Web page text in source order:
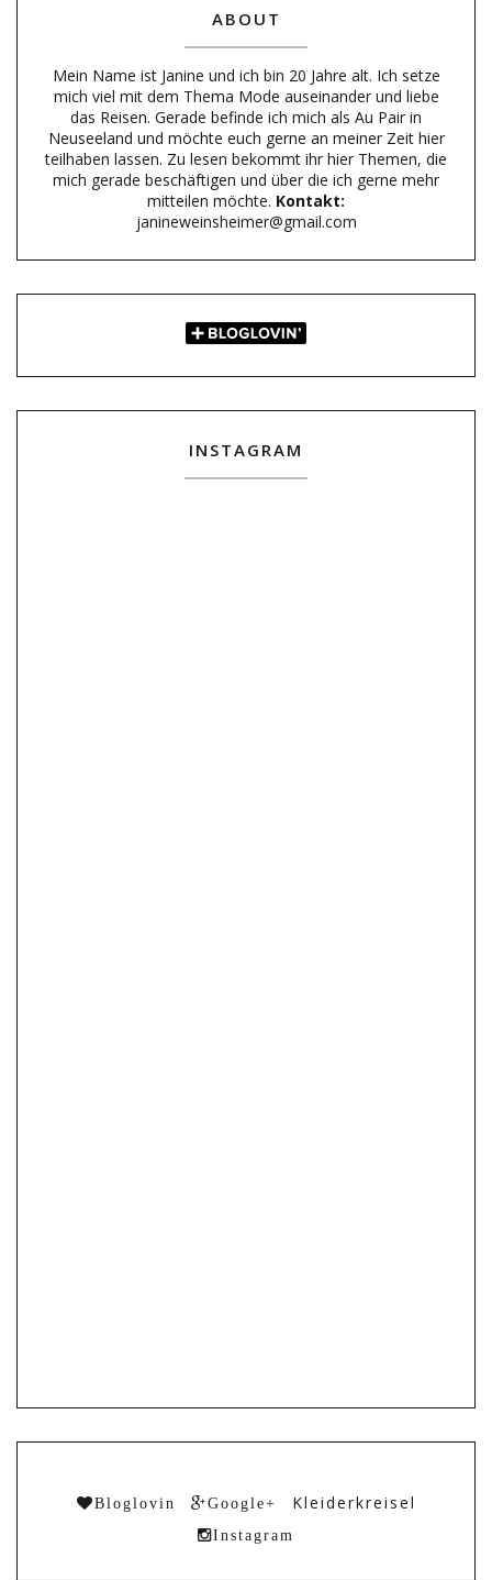
ABOUT
Mein Name ist Janine und ich bin 20 Jahre alt. Ich setze
mich viel mit dem Thema Mode auseinander und liebe
das Reisen. Gerade befinde ich mich als Au Pair in
Neuseeland und möchte euch gerne an meiner Zeit hier
teilhaben lassen. Zu lesen bekommt ihr hier Themen, die
mich gerade beschäftigen und über die ich gerne mehr
mitteilen möchte. Kontakt:
janineweinsheimer@gmail.com
INSTAGRAM
Bloglovin Google+ Kleiderkreisel
Instagram